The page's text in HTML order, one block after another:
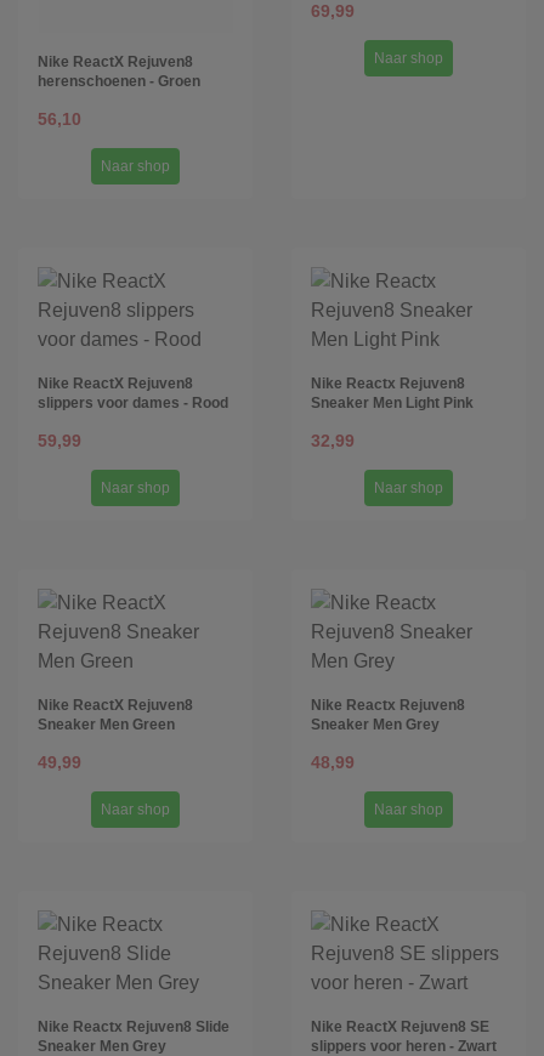
Nike ReactX Rejuven8
herenschoenen - Groen
56,10
Naar shop
69,99
Naar shop
Nike ReactX Rejuven8
slippers voor dames - Rood
59,99
Naar shop
Nike Reactx Rejuven8
Sneaker Men Light Pink
32,99
Naar shop
Nike ReactX Rejuven8
Sneaker Men Green
49,99
Naar shop
Nike Reactx Rejuven8
Sneaker Men Grey
48,99
Naar shop
Nike Reactx Rejuven8 Slide
Sneaker Men Grey
Nike ReactX Rejuven8 SE
slippers voor heren - Zwart